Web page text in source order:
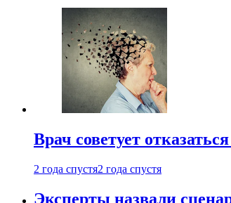
Врач советует
2 года спустя2 года спустя
Эксперты назвали